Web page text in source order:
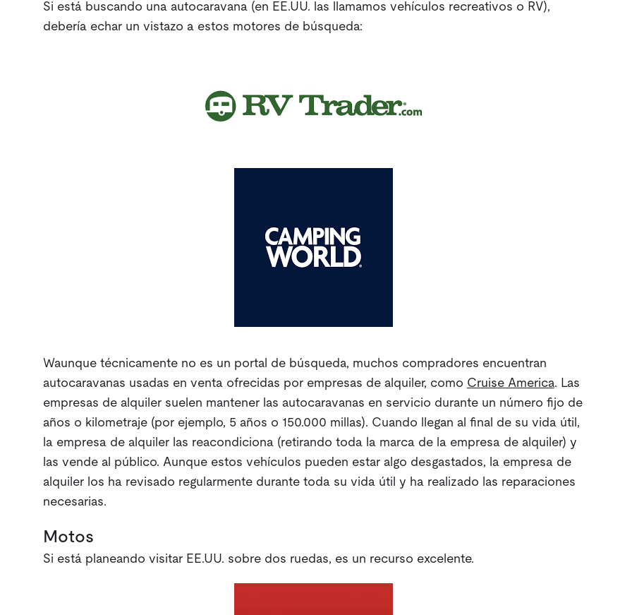
Si está buscando una autocaravana (en EE.UU. las llamamos vehículos recreativos o RV),
debería echar un vistazo a estos motores de búsqueda:
W‍aunque técnicamente no es un portal de búsqueda, muchos compradores encuentran
autocaravanas usadas en venta ofrecidas por empresas de alquiler, como Cruise America. Las
empresas de alquiler suelen mantener las autocaravanas en servicio durante un número fijo de
años o kilometraje (por ejemplo, 5 años o 150.000 millas). Cuando llegan al final de su vida útil,
la empresa de alquiler las reacondiciona (retirando toda la marca de la empresa de alquiler) y
las vende al público. Aunque estos vehículos pueden estar algo desgastados, la empresa de
alquiler los ha revisado regularmente durante toda su vida útil y ha realizado las reparaciones
necesarias.
Motos
Si está planeando visitar EE.UU. sobre dos ruedas, es un recurso excelente.